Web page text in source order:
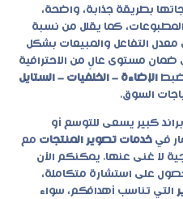
بطريقة جذابة، واضحة،
كما يقلل من نسبة
معدل التفاعل والمبيعات بشكل
ضمان مستوى عالٍ من الاحترافية
الإضاءة – الخلفيات – الستايل
السوق.
كبير يسعى للتوسع أو
في خدمات تصوير المنتجات مع
لا غنى عنها. يمكنكم الآن
على استشارة متكاملة،
التي تناسب أهدافكم، سواء